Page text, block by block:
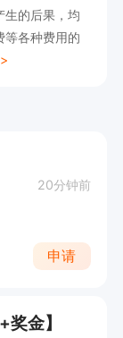
生的后果，均
等各种费用的
20分钟前
申请
金】